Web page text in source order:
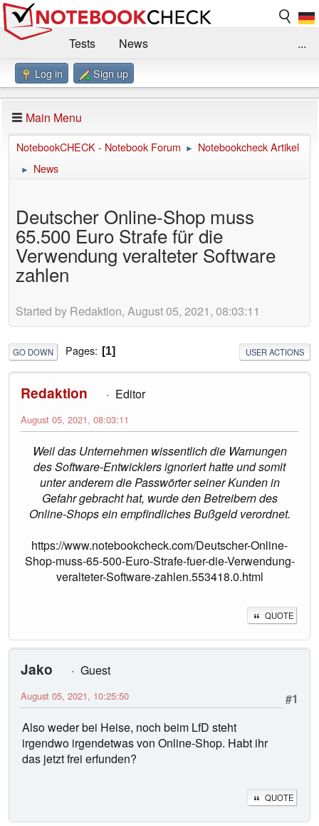
Tests
News
Benchmarks / Technik
Forum
Impressum
...
Log in Sign up
Main Menu
NotebookCHECK - Notebook Forum ► Notebookcheck Artikel
► News
Deutscher Online-Shop muss
65.500 Euro Strafe für die
Verwendung veralteter Software
zahlen
Started by Redaktion, August 05, 2021, 08:03:11
GO DOWN Pages 1 USER ACTIONS
Redaktion Editor
August 05, 2021, 08:03:11
Weil das Unternehmen wissentlich die Warnungen
des Software-Entwicklers ignoriert hatte und somit
unter anderem die Passwörter seiner Kunden in
Gefahr gebracht hat, wurde den Betreibern des
Online-Shops ein empfindliches Bußgeld verordnet.
https://www.notebookcheck.com/Deutscher-Online-
Shop-muss-65-500-Euro-Strafe-fuer-die-Verwendung-
veralteter-Software-zahlen.553418.0.html
QUOTE
Jako
Guest
#1
August 05, 2021, 10:25:50
Also weder bei Heise, noch beim LfD steht
irgendwo irgendetwas von Online-Shop. Habt ihr
das jetzt frei erfunden?
QUOTE